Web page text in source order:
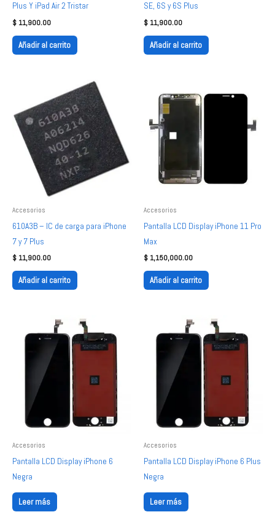
Plus Y iPad Air 2 Tristar
$ 11,900.00
Añadir al carrito
SE, 6S y 6S Plus
$ 11,900.00
Añadir al carrito
Accesorios
610A3B – IC de carga para iPhone
7 y 7 Plus
$ 11,900.00
Añadir al carrito
Accesorios
Pantalla LCD Display iPhone 11 Pro
Max
$ 1,150,000.00
Añadir al carrito
Accesorios
Pantalla LCD Display iPhone 6
Negra
Leer más
Accesorios
Pantalla LCD Display iPhone 6 Plus
Negra
Leer más